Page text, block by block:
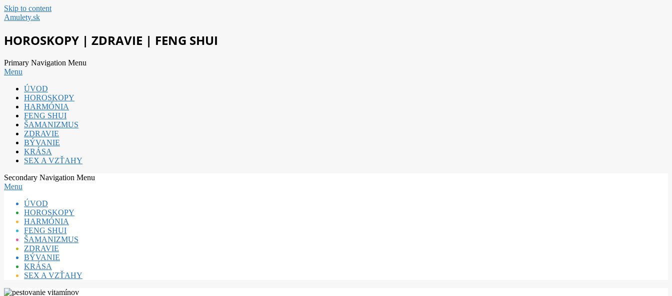
Skip to content
Amulety.sk
HOROSKOPY | ZDRAVIE | FENG SHUI
Primary Navigation Menu
Menu
ÚVOD
HOROSKOPY
HARMÓNIA
FENG SHUI
ŠAMANIZMUS
ZDRAVIE
BÝVANIE
KRÁSA
SEX A VZŤAHY
Secondary Navigation Menu
Menu
ÚVOD
HOROSKOPY
HARMÓNIA
FENG SHUI
ŠAMANIZMUS
ZDRAVIE
BÝVANIE
KRÁSA
SEX A VZŤAHY